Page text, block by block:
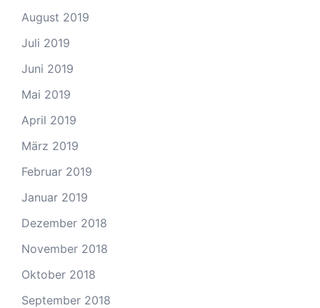
August 2019
Juli 2019
Juni 2019
Mai 2019
April 2019
März 2019
Februar 2019
Januar 2019
Dezember 2018
November 2018
Oktober 2018
September 2018